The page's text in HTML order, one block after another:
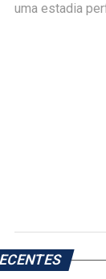
uma estadia